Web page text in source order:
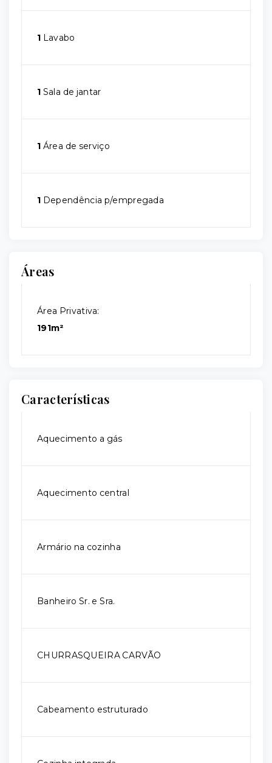
1 Lavabo
1 Sala de jantar
1 Área de serviço
1 Dependência p/empregada
Áreas
Área Privativa:
191m²
Características
Aquecimento a gás
Aquecimento central
Armário na cozinha
Banheiro Sr. e Sra.
CHURRASQUEIRA CARVÃO
Cabeamento estruturado